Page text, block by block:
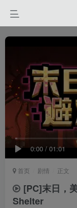
0:00 / 01:01
首页 剧情 正文
[PC]末日，
Shelter